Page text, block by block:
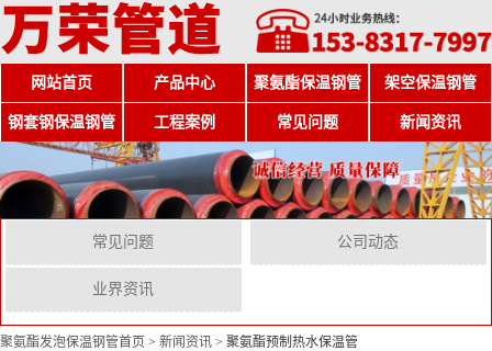
网站首页 产品中心 聚氨酯保温钢管 架空保温钢管
钢套钢保温钢管 工程案例 常见问题 新闻资讯
常见问题 公司动态
业界资讯
聚氨酯发泡保温钢管首页 > 新闻资讯 > 聚氨酯预制热水保温管